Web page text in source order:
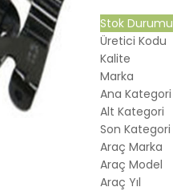
Stok Durumu
Üretici Kodu
Kalite
Marka
Ana Kategori
Alt Kategori
Son Kategori
Araç Marka
Araç Model
Araç Yıl